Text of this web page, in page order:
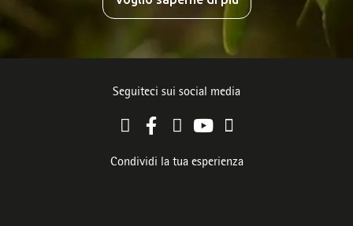
Seguiteci sui social media
Condividi la tua esperienza